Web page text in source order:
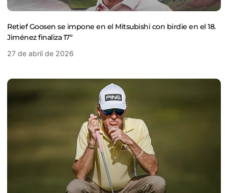
Retief Goosen se impone en el Mitsubishi con birdie en el 18.
Jiménez finaliza 17º
27 de abril de 2026